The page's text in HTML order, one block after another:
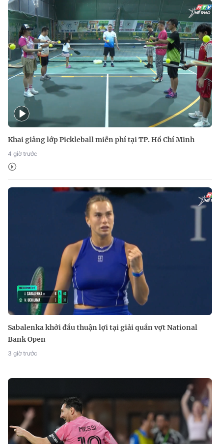
Khai giảng lớp Pickleball miễn phí tại TP. Hồ Chí Minh
4 giờ trước
Sabalenka khởi đầu thuận lợi tại giải quần vợt National
Bank Open
3 giờ trước